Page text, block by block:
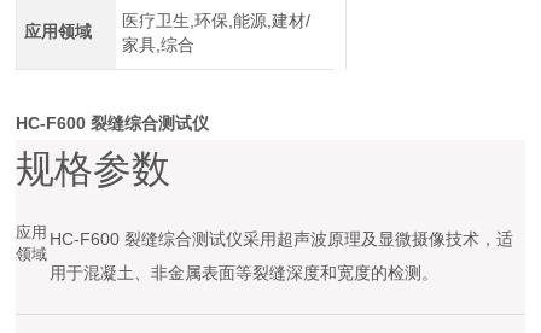
应用领域
医疗卫生,环保,能源,建材/
家具,综合
HC-F600 裂缝综合测试仪
规格参数
应用
领域
HC-F600 裂缝综合测试仪采用超声波原理及显微摄像技术，适
用于混凝土、非金属表面等裂缝深度和宽度的检测。